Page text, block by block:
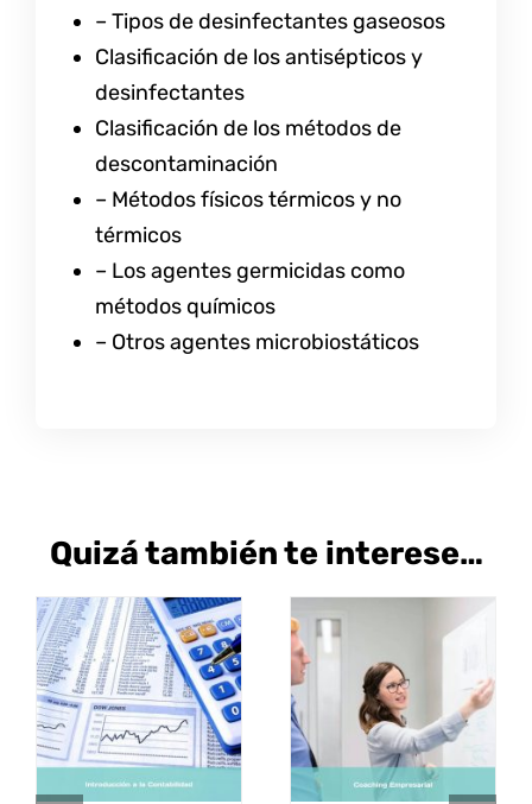
– Tipos de desinfectantes gaseosos
Clasificación de los antisépticos y
desinfectantes
Clasificación de los métodos de
descontaminación
– Métodos físicos térmicos y no
térmicos
– Los agentes germicidas como
métodos químicos
– Otros agentes microbiostáticos
Quizá también te interese…
SELECCIONAR
OPCIONESESTE
PRODUCTO
TIENE
MÚLTIPLES
/
DETALLES
SELECCIONAR
OPCIONES
ESTE
TIENE
DETALLES